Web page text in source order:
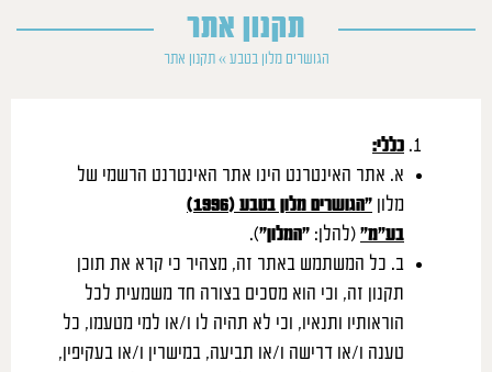
תקנון אתר
הגושרים מלון בטבע »תקנון אתר
כללי:
א. אתר האינטרנט הינו אתר האינטרנט הרשמי של
מלון
“הגושרים מלון בטבע (1996)
בע”מ” (להלן: “המלון”).
ב. כל המשתמש באתר זה, מצהיר כי קרא את תוכן
תקנון זה, וכי הוא מסכים בצורה חד משמעית לכל
הוראותיו ותנאיו, וכי לא תהיה לו ו/או למי מטעמו, כל
טענה ו/או דרישה ו/או תביעה, במישרין ו/או בעקיפין,